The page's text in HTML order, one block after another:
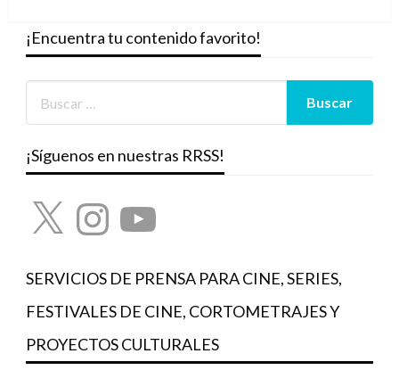
¡Encuentra tu contenido favorito!
¡Síguenos en nuestras RRSS!
X InstagramYouTube
SERVICIOS DE PRENSA PARA CINE, SERIES,
FESTIVALES DE CINE, CORTOMETRAJES Y
PROYECTOS CULTURALES